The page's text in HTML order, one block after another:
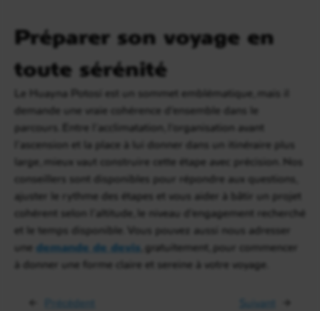
Préparer son voyage en
toute sérénité
Le Huayna Potosí est un sommet emblématique, mais il
demande une vraie cohérence d’ensemble dans le
parcours. Entre l’acclimatation, l’organisation avant
l’ascension et la place à lui donner dans un itinéraire plus
large, mieux vaut construire cette étape avec précision. Nos
conseillers sont disponibles pour répondre aux questions,
ajuster le rythme des étapes et vous aider à bâtir un projet
cohérent selon l’altitude, le niveau d’engagement recherché
et le temps disponible. Vous pouvez aussi nous adresser
une demande de devis , gratuitement, pour commencer
à donner une forme claire et sereine à votre voyage.
← Suivant →